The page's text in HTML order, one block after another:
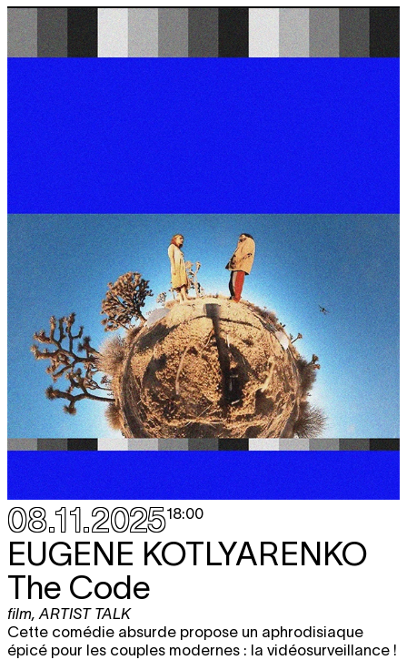
08.11.202518:00
EUGENE KOTLYARENKO
The Code
film, ARTIST TALK
Cette comédie absurde propose un aphrodisiaque
épicé pour les couples modernes : la vidéosurveillance !